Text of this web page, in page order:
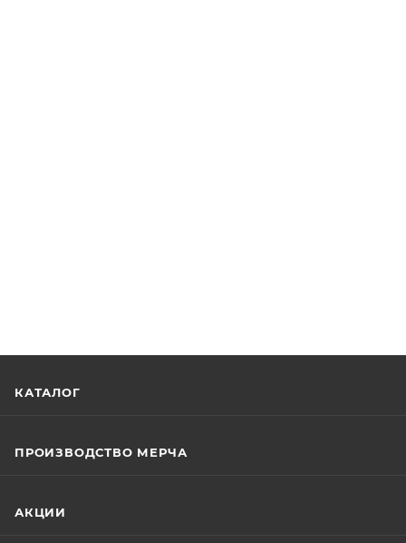
КАТАЛОГ
ПРОИЗВОДСТВО МЕРЧА
АКЦИИ